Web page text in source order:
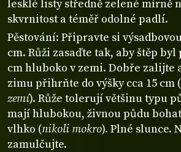
lesklé listy středně zelené mírně
skvrnitost a téměř odolné padlí.
Pěstování: Připravte si
cm. Růži zasaďte tak, aby štěp byl
cm hluboko v zemi. Dobře zalijte
zimu přihrňte do výšky cca 15 cm (
zemí). Růže tolerují většinu typu
mají hlubokou, živnou půdu
vlhko (nikoli mokro). Plné slunce.
zamulčujte.